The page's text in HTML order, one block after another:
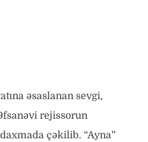
əsaslanan sevgi,
rejissorun
çəkilib. “Ayna”